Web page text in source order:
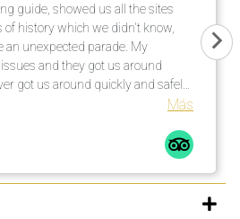
guide, showed us all the sites
of history which we didn't know,
an unexpected parade. My
and they got us around
got us around quickly and safely.
tour company to anyone I know
Más